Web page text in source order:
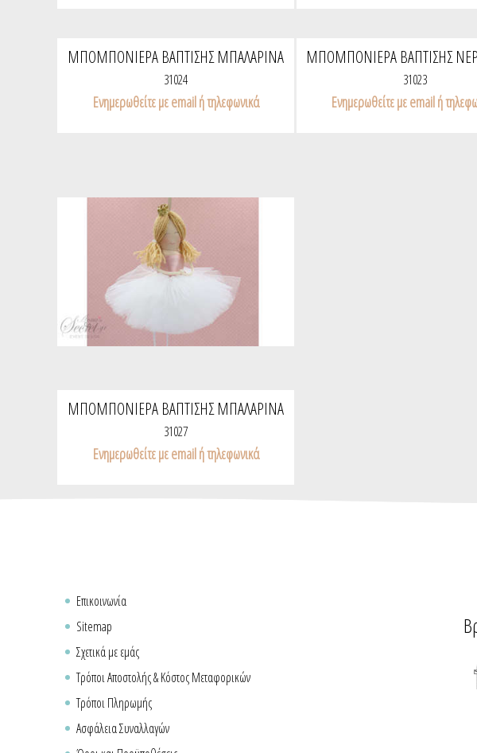
ΜΠΟΜΠΟΝΙΈΡΑ ΒΆΠΤΙΣΗΣ ΜΠΑΛΑΡΊΝΑ
ΜΕ ΠΟΝ ΠΟΝ ΣΕ ΒΆΣΗ
31024
Ενημερωθείτε με email ή τηλεφωνικά
ΜΠΟΜΠΟΝΙΈΡΑ ΒΆΠΤΙΣΗΣ
ΠΟΝ ΠΟΝ ΚΑΙ ΕΚΡΟΎ
31023
Ενημερωθείτε με email ή
ΜΠΟΜΠΟΝΙΈΡΑ ΒΆΠΤΙΣΗΣ ΜΠΑΛΑΡΊΝΑ
ΜΕ ΠΟΝ ΠΟΝ
31027
Ενημερωθείτε με email ή τηλεφωνικά
Επικοινωνία
Sitemap
Σχετικά με εμάς
Τρόποι Αποστολής & Κόστος Μεταφορικών
Τρόποι Πληρωμής
Ασφάλεια Συναλλαγών